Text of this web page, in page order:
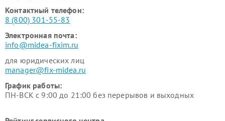
Контактный телефон:
8 (800) 301-55-83
Электронная почта:
info@midea-fixim.ru
для юридических лиц
manager@fix-midea.ru
График работы:
ПН-ВСК с 9:00 до 21:00 без перерывов и выходных